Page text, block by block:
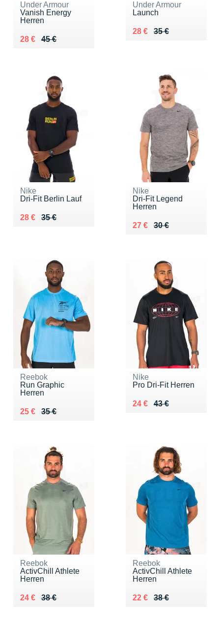
Under Armour
Vanish Energy
Herren
45 €
Au lieu de 45 €
28 €
Vendu 28 €
Under Armour
Launch
35 €
Au lieu de 35 €
28 €
Vendu 28 €
Nike
Dri-Fit Berlin Lauf
35 €
Au lieu de 35 €
28 €
Vendu 28 €
Nike
Dri-Fit Legend
Herren
30 €
Au lieu de 30 €
27 €
Vendu 27 €
Reebok
Run Graphic
Herren
35 €
Au lieu de 35 €
25 €
Vendu 25 €
Nike
Pro Dri-Fit Herren
43 €
Au lieu de 43 €
24 €
Vendu 24 €
Reebok
ActivChill Athlete
Herren
38 €
Au lieu de 38 €
24 €
Vendu 24 €
Reebok
ActivChill Athlete
Herren
38 €
Au lieu de 38 €
22 €
Vendu 22 €